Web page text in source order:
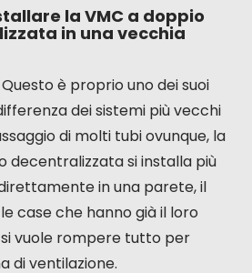
principale tra una
e una VMC a doppio
la vostra casa. Una VMC a
aprire una finestra per far
entrare l’aria fredda. Una
decentralizzata è più
calda e viziata dalla vostra
calore per riscaldare l’aria
avere una finestra che si